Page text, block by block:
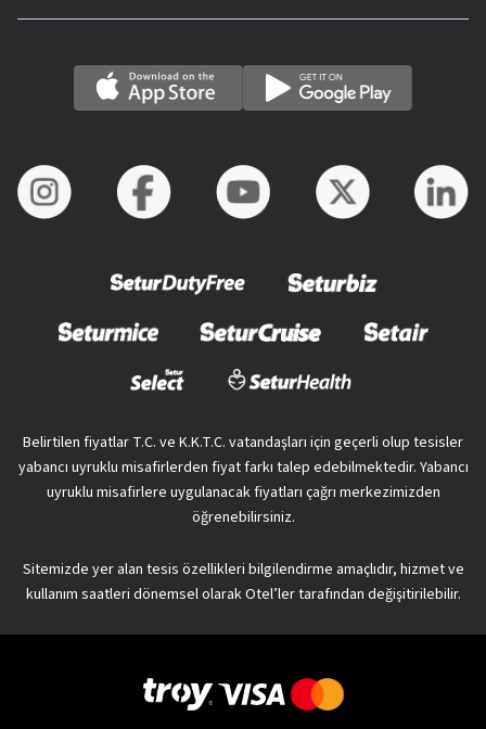
Belirtilen fiyatlar T.C. ve K.K.T.C. vatandaşları için geçerli olup tesisler
yabancı uyruklu misafirlerden fiyat farkı talep edebilmektedir. Yabancı
uyruklu misafirlere uygulanacak fiyatları çağrı merkezimizden
öğrenebilirsiniz.
Sitemizde yer alan tesis özellikleri bilgilendirme amaçlıdır, hizmet ve
kullanım saatleri dönemsel olarak Otel’ler tarafından değişitirilebilir.